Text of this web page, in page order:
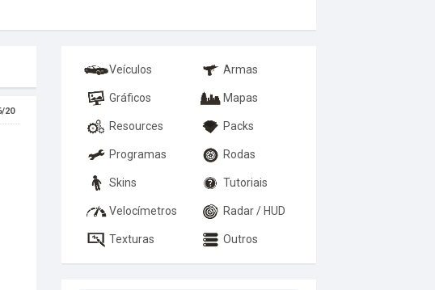
20
Veículos Armas
Gráficos Mapas
Resources Packs
Programas Rodas
Skins Tutoriais
Velocímetros Radar / HUD
Texturas Outros